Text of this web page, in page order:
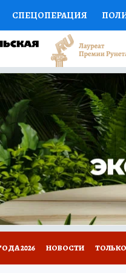
СПЕЦОПЕРАЦИЯ
НАУКА СПОРТ
ДОКТОР
ПРОГНОЗЫ НА СПОРТ
НЕДВИЖИМОСТЬ
ТЕСТЫ НОВОЕ
2026 НОВОСТИ